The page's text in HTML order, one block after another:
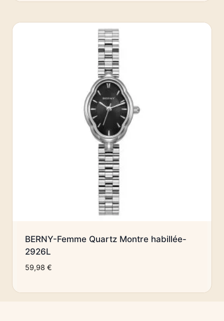
BERNY-Femme Quartz Montre habillée-
2926L
59,98 €